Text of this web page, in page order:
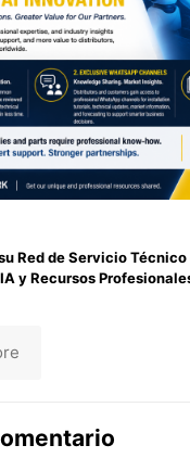
Red de Servicio
y Recursos